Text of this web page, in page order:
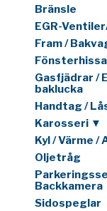
Bränsle
EGR-
Fram /
Gasfjädrar /
baklucka
Handtag /
Karosseri ▼
Kyl / Värme /
Oljetråg
Backkamera
Sidospeglar